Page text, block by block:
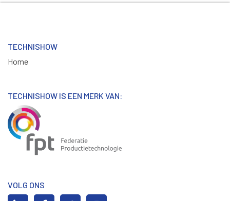
TECHNISHOW
Home
TECHNISHOW IS EEN MERK VAN:
VOLG ONS